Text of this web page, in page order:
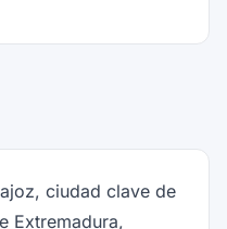
ciudad clave de
Extremadura,